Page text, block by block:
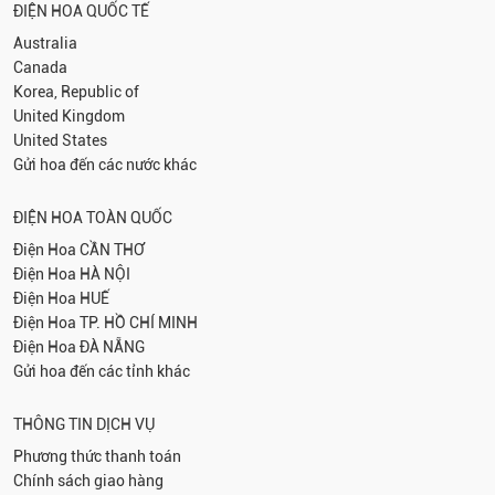
ĐIỆN HOA QUỐC TẾ
Australia
Canada
Korea, Republic of
United Kingdom
United States
Gửi hoa đến các nước khác
ĐIỆN HOA TOÀN QUỐC
Điện Hoa CẦN THƠ
Điện Hoa HÀ NỘI
Điện Hoa HUẾ
Điện Hoa TP. HỒ CHÍ MINH
Điện Hoa ĐÀ NẴNG
Gửi hoa đến các tỉnh khác
THÔNG TIN DỊCH VỤ
Phương thức thanh toán
Chính sách giao hàng